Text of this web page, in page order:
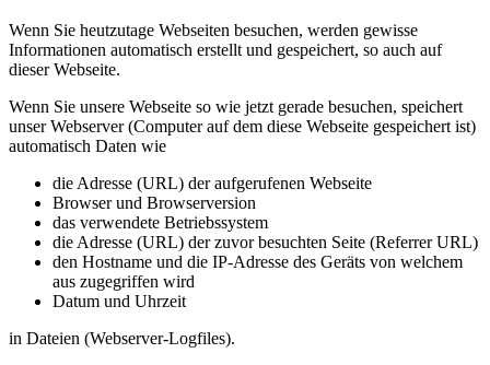
Wenn Sie heutzutage Webseiten besuchen, werden gewisse
Informationen automatisch erstellt und gespeichert, so auch auf
dieser Webseite.
Wenn Sie unsere Webseite so wie jetzt gerade besuchen, speichert
unser Webserver (Computer auf dem diese Webseite gespeichert ist)
automatisch Daten wie
die Adresse (URL) der aufgerufenen Webseite
Browser und Browserversion
das verwendete Betriebssystem
die Adresse (URL) der zuvor besuchten Seite (Referrer URL)
den Hostname und die IP-Adresse des Geräts von welchem
aus zugegriffen wird
Datum und Uhrzeit
in Dateien (Webserver-Logfiles).